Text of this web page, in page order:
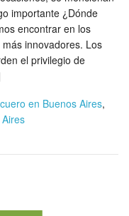
importante ¿Dónde
encontrar en los
innovadores. Los
el privilegio de
cuero en Buenos Aires,